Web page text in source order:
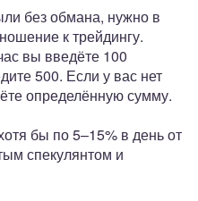
без обмана, нужно в
к трейдингу.
вы введёте 100
500. Если у вас нет
определённую сумму.
бы по 5–15% в день от
спекулянтом и